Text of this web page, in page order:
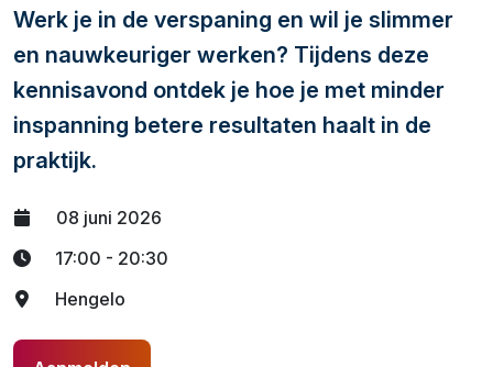
Werk je in de verspaning en wil je slimmer
en nauwkeuriger werken? Tijdens deze
kennisavond ontdek je hoe je met minder
inspanning betere resultaten haalt in de
praktijk.
08 juni 2026
17:00 - 20:30
Hengelo